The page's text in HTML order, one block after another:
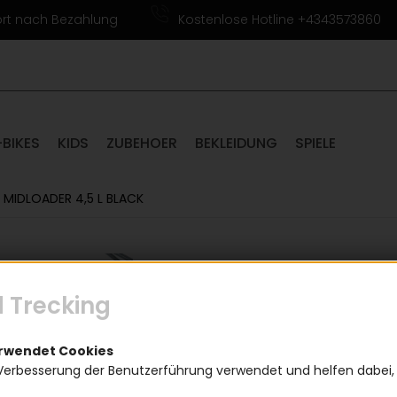
nach Bezahlung Kostenlose Hotline +4343573860
KIDS ZUBEHOER BEKLEIDUNG SPIELE
MIDLOADER 4,5 L BLACK
Trecking
Cookies
der Benutzerführung verwendet und helfen